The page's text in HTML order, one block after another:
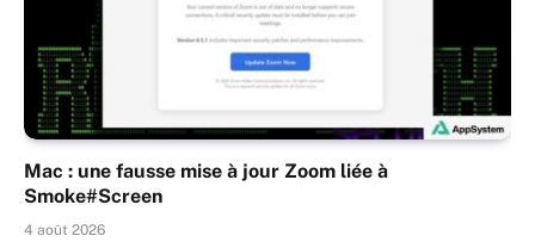
Mac : une fausse mise à jour Zoom liée à
Smoke#Screen
4 août 2026